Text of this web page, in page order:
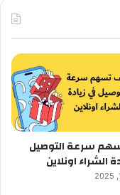
سرعة التوصيل
الشراء اونلاين